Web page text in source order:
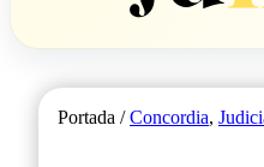
Portada /Concordia,